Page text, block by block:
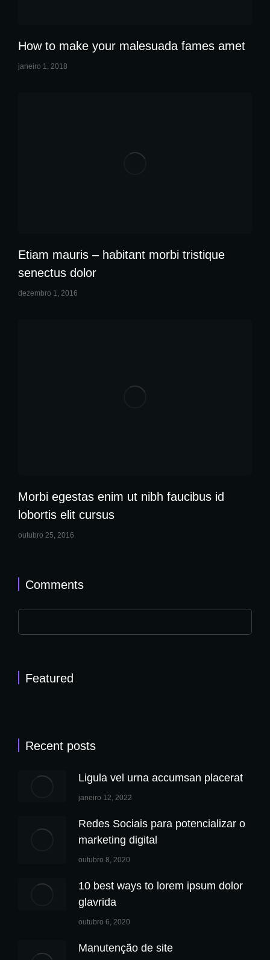
How to make your malesuada fames amet
janeiro 1, 2018
Etiam mauris – habitant morbi tristique
senectus dolor
dezembro 1, 2016
Morbi egestas enim ut nibh faucibus id
lobortis elit cursus
outubro 25, 2016
Comments
Featured
Recent posts
Ligula vel urna accumsan placerat
janeiro 12, 2022
Redes Sociais para potencializar o
marketing digital
outubro 8, 2020
10 best ways to lorem ipsum dolor
glavrida
outubro 6, 2020
Manutenção de site